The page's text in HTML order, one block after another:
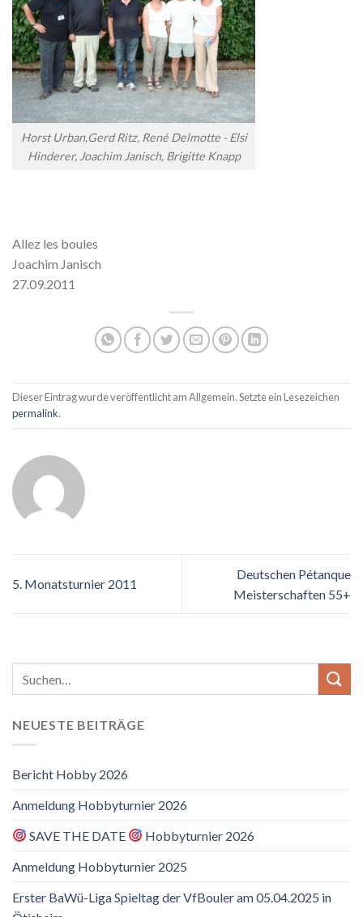
Horst Urban,Gerd Ritz, René Delmotte - Elsi
Hinderer, Joachim Janisch, Brigitte Knapp
Allez les boules
Joachim Janisch
27.09.2011
Dieser Eintrag wurde veröffentlicht am Allgemein. Setzte ein Lesezeichen
permalink.
5. Monatsturnier 2011
Deutschen Pétanque
Meisterschaften 55+
NEUESTE BEITRÄGE
Bericht Hobby 2026
Anmeldung Hobbyturnier 2026
SAVE THE DATE
Hobbyturnier 2026
Anmeldung Hobbyturnier 2025
Erster BaWü-Liga Spieltag der VfBouler am 05.04.2025 in